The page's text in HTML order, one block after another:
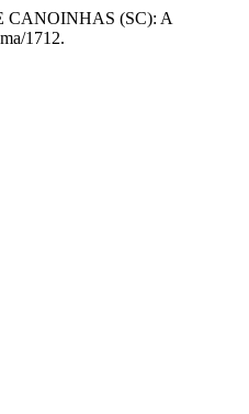
CANOINHAS (SC): A
1712.